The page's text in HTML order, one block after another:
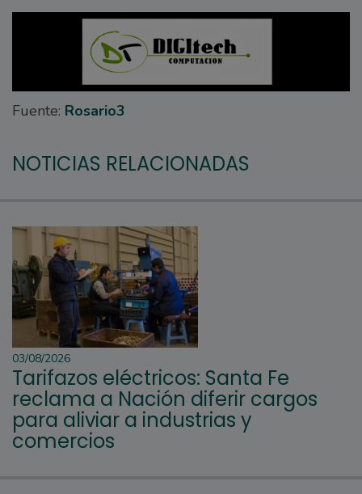
Fuente: Rosario3
NOTICIAS RELACIONADAS
03/08/2026
Tarifazos eléctricos: Santa Fe
reclama a Nación diferir cargos
para aliviar a industrias y
comercios